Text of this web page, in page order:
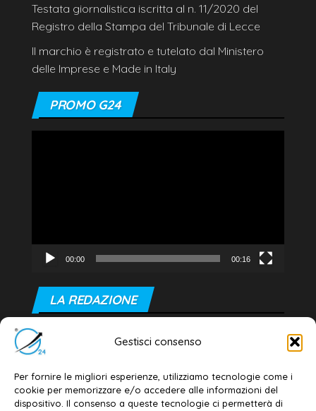
Gestisci consenso
Per fornire le migliori esperienze, utilizziamo tecnologie come i
cookie per memorizzare e/o accedere alle informazioni del
dispositivo. Il consenso a queste tecnologie ci permetterà di
Testata giornalistica iscritta al n. 11/2020 del
Registro della Stampa del Tribunale di Lecce
Il marchio è registrato e tutelato dal Ministero
delle Imprese e Made in Italy
PROMO G24
00:00 00:16
LA REDAZIONE
Editore e direttore responsabile:
Dott. Daniele G. Masciullo
Email: redazione@galatina24.it
Contatti –Disclaimer